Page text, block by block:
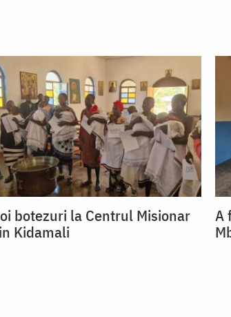
botezuri la Centrul Misionar
Kidamali
A